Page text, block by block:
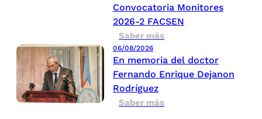
Convocatoria Monitores
2026-2 FACSEN
Saber más
06/08/2026
En memoria del doctor
Fernando Enrique Dejanon
Rodríguez
Saber más